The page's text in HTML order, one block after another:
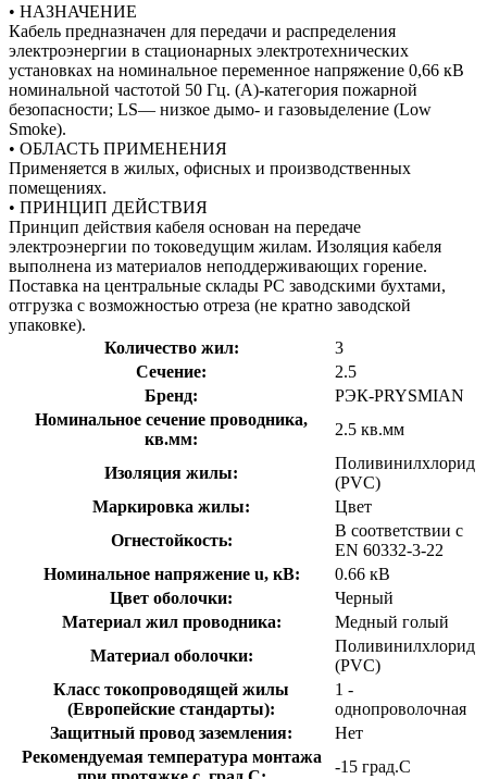
• НАЗНАЧЕНИЕ
Кабель предназначен для передачи и распределения
электроэнергии в стационарных электротехнических
установках на номинальное переменное напряжение 0,66 кВ
номинальной частотой 50 Гц. (A)-категория пожарной
безопасности; LS— низкое дымо- и газовыделение (Low
Smoke).
• ОБЛАСТЬ ПРИМЕНЕНИЯ
Применяется в жилых, офисных и производственных
помещениях.
• ПРИНЦИП ДЕЙСТВИЯ
Принцип действия кабеля основан на передаче
электроэнергии по токоведущим жилам. Изоляция кабеля
выполнена из материалов неподдерживающих горение.
Поставка на центральные склады РС заводскими бухтами,
отгрузка с возможностью отреза (не кратно заводской
упаковке).
Количество жил:
3
Сечение:
2.5
Бренд:
РЭК-PRYSMIAN
Номинальное сечение проводника,
кв.мм:
2.5 кв.мм
Изоляция жилы:
Поливинилхлорид
(PVC)
Маркировка жилы:
Цвет
Огнестойкость:
В соответствии с
EN 60332-3-22
Номинальное напряжение u, кВ:
0.66 кВ
Цвет оболочки:
Черный
Материал жил проводника:
Медный голый
Материал оболочки:
Поливинилхлорид
(PVC)
Класс токопроводящей жилы
(Европейские стандарты):
1 -
однопроволочная
Защитный провод заземления:
Нет
Рекомендуемая температура монтажа
-15 град.C